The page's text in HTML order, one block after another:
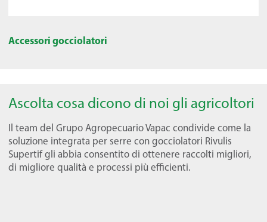
Accessori gocciolatori
Ascolta cosa dicono di noi gli agricoltori
Il team del Grupo Agropecuario Vapac condivide come la
soluzione integrata per serre con gocciolatori Rivulis
Supertif gli abbia consentito di ottenere raccolti migliori,
di migliore qualità e processi più efficienti.